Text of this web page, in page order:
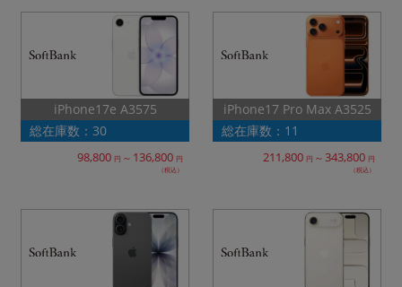
iPhone17e A3575
総在庫数：30
98,800 円 ～ 136,800 円
（税込）
iPhone17 Pro Max A3525
総在庫数：11
211,800 円 ～ 343,800 円
（税込）
「スマートフォン」「タブレット」など
シリーズ
商品シリーズ名・ブランド名の絞り込み。
メーカー
製造、販売メーカーの絞り込み
「Apple」「SONY」「SHARP」など
「5G対応」「防水」「ワンセグ」など
ドライブ